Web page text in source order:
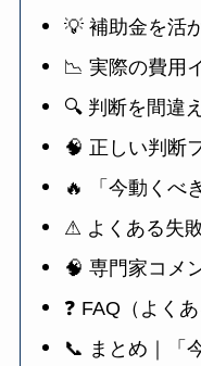
💡 補助金を活
📉 実際の費用
🔍 判断を間違
🧠 正しい判断
🔥 「今動くべ
⚠ よくある失
🧠 専門家コメ
❓ FAQ（よくあ
📞 まとめ｜「